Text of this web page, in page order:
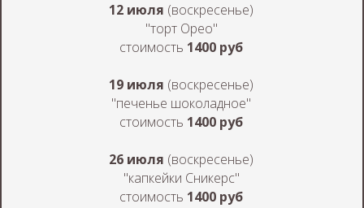
12 июля (воскресенье)
"торт Орео"
стоимость 1400 руб
19 июля (воскресенье)
"печенье шоколадное"
стоимость 1400 руб
26 июля (воскресенье)
"капкейки Сникерс"
стоимость 1400 руб
ПЕРЕЙТИ В 2ГИС
Контакты
понедельник - четверг, воскресенье